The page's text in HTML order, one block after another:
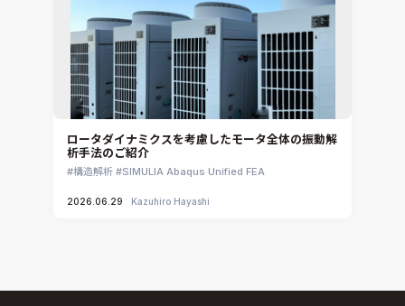
ロータダイナミクスを考慮したモータ全体の振動解
析手法のご紹介
構造解析 SIMULIA Abaqus Unified FEA
2026.06.29 Kazuhiro Hayashi